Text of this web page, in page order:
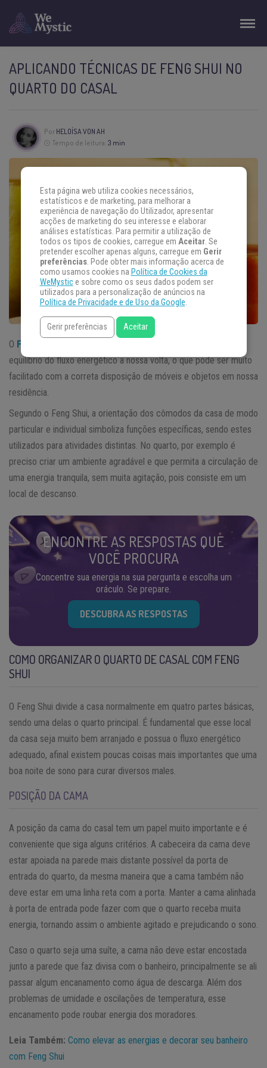
APLICANDO TÉCNICAS DE FENG SHUI NO
QUARTO DO CASAL
Por HELOÍSA VON AH
Tempo de leitura: 3 min
O Feng Shui
equilíbrio do fluxo energético a nossa volta, o que pode ser muito
facilitado com a correta disposição de móveis e objetos em nossa
residência.
Segundo o Feng Shui, a orientação dos cômodos da casa de modo
particular e individual simboliza funções específicas, sendo estes
utilizados para atividades distintas. No quarto, por exemplo é
preciso criar um ambiente agradável e que permita a circulação de
uma energia tranquila, sem muita agitação, pois consiste em um
local de descanso.
ENCONTRE AS RESPOSTAS QUE
VOCÊ PROCURA
Concentre sua energia na sua pergunta e escolha um
oráculo. Se prepare.
DESCUBRA AS RESPOSTAS
COMO ORGANIZAR O QUARTO DE CASAL COM FENG
SHUI
O Feng Shui divide a casa normalmente em quatro partes básicas,
sendo uma delas o quarto principal. É fundamental que esse local
da casa seja muito bem arranjado e possua o fluxo energético
adequado, afinal existem poucas coisas mais importantes que uma
boa noite de sono para curar diversos males.
POSIÇÃO DA CAMA
A posição da cama do casal tem um papel muito importante e é
conveniente que siga alguns critérios. A cabeceira da cama deve
estar apoiada na parede mais distante possível da porta de
entrada do quarto, da mesma maneira que a cama também não
deve estar em uma linha reta com a porta. Manter a cama alinhada
à porta de entrada pode fazer com que o quarto receba muita
energia, tornando assim o ambiente agitado e prejudicando o sono.
Caso o quarto seja uma suíte, a cama não deve estar encostada
junto a parede que faz divisa com o banheiro, principalmente se ali
passar algum encanamento como água de descarga. Além dos
problemas de umidade e oscilações de temperatura, esse
encanamento pode roubar energia dos moradores.
Leia Também: Como elevar as energias e decorar seu banheiro
com Feng Shui
Esta página web utiliza cookies necessários,
estatísticos e de marketing, para melhorar a
experiência de navegação do Utilizador, apresentar
acções de marketing do seu interesse e elaborar
análises estatísticas. Para permitir a utilização de
todos os tipos de cookies, carregue em Aceitar. Se
pretender escolher apenas alguns, carregue em Gerir
preferências. Pode obter mais informação acerca de
como usamos cookies na Política de Cookies da
WeMystice sobre como os seus dados podem ser
utilizados para a personalização de anúncios na
Política de Privacidade e de Uso da Google.
Gerir preferências Aceitar